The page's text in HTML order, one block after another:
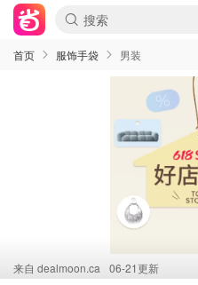
首页 服饰手袋 男装
来自 dealmoon.ca 06-21更新